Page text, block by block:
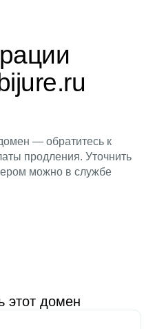
— обратитесь к
продления. Уточнить
можно в службе
этот домен